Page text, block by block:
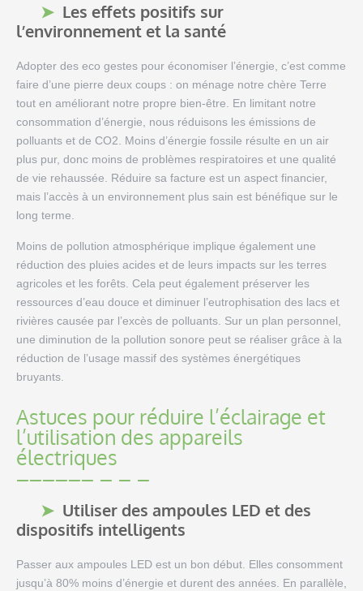
Les effets positifs sur
l’environnement et la santé
Adopter des eco gestes pour économiser l’énergie, c’est comme
faire d’une pierre deux coups : on ménage notre chère Terre
tout en améliorant notre propre bien-être. En limitant notre
consommation d’énergie, nous réduisons les émissions de
polluants et de CO2. Moins d’énergie fossile résulte en un air
plus pur, donc moins de problèmes respiratoires et une qualité
de vie rehaussée. Réduire sa facture est un aspect financier,
mais l’accès à un environnement plus sain est bénéfique sur le
long terme.
Moins de pollution atmosphérique implique également une
réduction des pluies acides et de leurs impacts sur les terres
agricoles et les forêts. Cela peut également préserver les
ressources d’eau douce et diminuer l’eutrophisation des lacs et
rivières causée par l’excès de polluants. Sur un plan personnel,
une diminution de la pollution sonore peut se réaliser grâce à la
réduction de l’usage massif des systèmes énergétiques
bruyants.
Astuces pour réduire l’éclairage et
l’utilisation des appareils
électriques
Utiliser des ampoules LED et des
dispositifs intelligents
Passer aux ampoules LED est un bon début. Elles consomment
jusqu’à 80% moins d’énergie et durent des années. En parallèle,